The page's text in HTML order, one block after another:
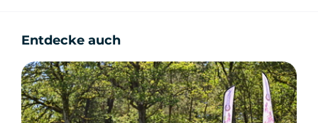
Entdecke auch